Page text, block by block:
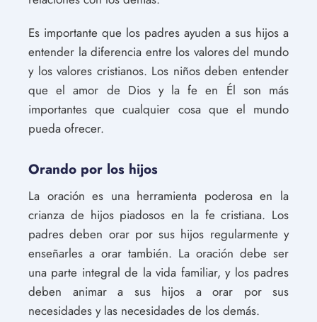
Es importante que los padres ayuden a sus hijos a
entender la diferencia entre los valores del mundo
y los valores cristianos. Los niños deben entender
que el amor de Dios y la fe en Él son más
importantes que cualquier cosa que el mundo
pueda ofrecer.
Orando por los hijos
La oración es una herramienta poderosa en la
crianza de hijos piadosos en la fe cristiana. Los
padres deben orar por sus hijos regularmente y
enseñarles a orar también. La oración debe ser
una parte integral de la vida familiar, y los padres
deben animar a sus hijos a orar por sus
necesidades y las necesidades de los demás.